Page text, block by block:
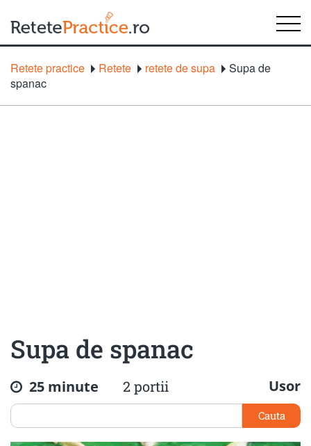
Retete practice Retete retete de supa
Supa de
spanac
Supa de spanac
25 minute 2 portii Usor
Cauta